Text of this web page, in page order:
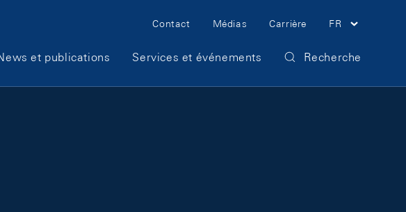
Meta Navigation
Contact Médias Carrière FR
et publications Services et événements Recherche